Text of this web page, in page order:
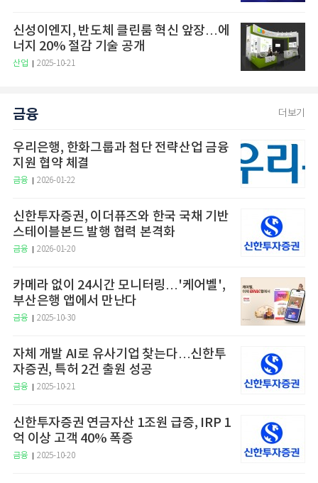
신성이엔지, 반도체 클린룸 혁신 앞장…에
너지 20% 절감 기술 공개
산업 2025-10-21
금융 더보기
우리은행, 한화그룹과 첨단 전략산업 금융
지원 협약 체결
금융 2026-01-22
신한투자증권, 이더퓨즈와 한국 국채 기반
스테이블본드 발행 협력 본격화
금융 2026-01-20
카메라 없이 24시간 모니터링…'케어벨',
부산은행 앱에서 만난다
금융 2025-10-30
자체 개발 AI로 유사기업 찾는다…신한투
자증권, 특허 2건 출원 성공
금융 2025-10-21
신한투자증권 연금자산 1조원 급증, IRP 1
억 이상 고객 40% 폭증
금융 2025-10-20